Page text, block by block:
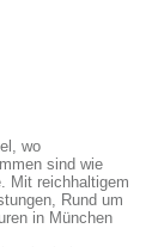
wo
sind wie
Mit reichhaltigem
Rund um
in München